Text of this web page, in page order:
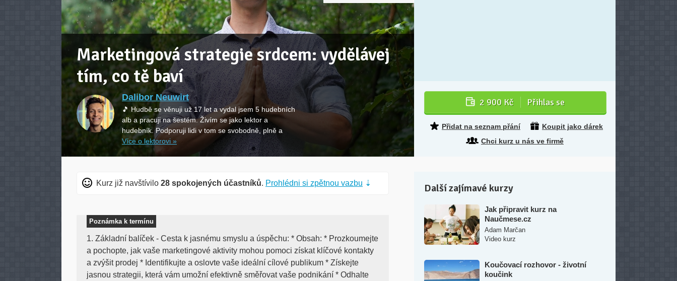
Marketingová strategie srdcem: vydělávej
tím, co tě baví
Dalibor Neuwirt
🎵 Hudbě se věnuji už 17 let a vydal jsem 5 hudebních
alb a pracuji na šestém. Živím se jako lektor a
hudebník. Podporuji lidi v tom se svobodně, plně a
Více o lektorovi »
2 900 Kč Přihlas se
Přidat na seznam přání
Koupit jako dárek
Chci kurz u nás ve firmě
Kurz již navštívilo 28 spokojených účastníků. Prohlédni si zpětnou vazbu ⇣
Poznámka k termínu
1. Základní balíček - Cesta k jasnému smyslu a úspěchu: * Obsah: * Prozkoumejte
a pochopte, jak vaše marketingové aktivity mohou pomoci získat klíčové kontakty
a zvýšit prodej * Identifikujte a oslovte vaše ideální cílové publikum * Získejte
jasnou strategii, která vám umožní efektivně směřovat vaše podnikání * Odhalte
Další zajímavé kurzy
Jak připravit kurz na
Naučmese.cz
Adam Marčan
Video kurz
Koučovací rozhovor - životní
koučink